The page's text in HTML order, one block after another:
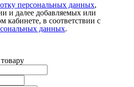
персональных данных,
и далее добавляемых или
в соответствии с
данных.